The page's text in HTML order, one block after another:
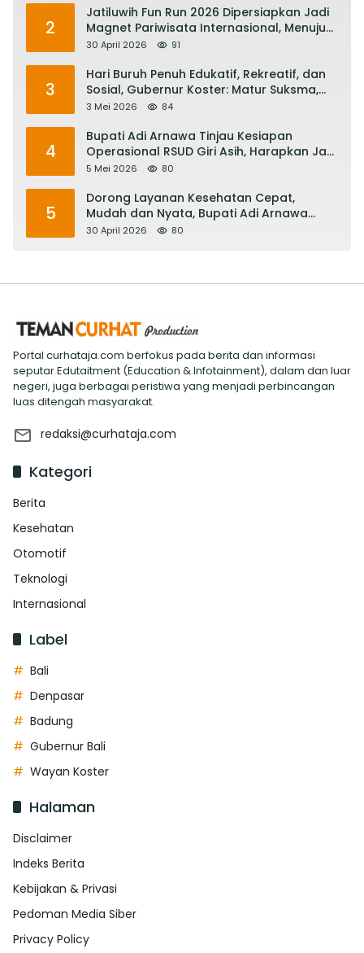
2
Jatiluwih Fun Run 2026 Dipersiapkan Jadi
Magnet Pariwisata Internasional, Menuju
Satu Abad Pariwisata Bali
30 April 2026 91
3
Hari Buruh Penuh Edukatif, Rekreatif, dan
Sosial, Gubernur Koster: Matur Suksma,
Keringat Pekerja Mesin Ekonomi Bali
3 Mei 2026 84
4
Bupati Adi Arnawa Tinjau Kesiapan
Operasional RSUD Giri Asih, Harapkan Jadi
RS Rujukan Terbaik
5 Mei 2026 80
5
Dorong Layanan Kesehatan Cepat,
Mudah dan Nyata, Bupati Adi Arnawa
Evaluasi ‘Mantap Nak Badung’
30 April 2026 80
Portal curhataja.com berfokus pada berita dan informasi
seputar Edutaitment (Education & Infotainment), dalam dan luar
negeri, juga berbagai peristiwa yang menjadi perbincangan
luas ditengah masyarakat.
redaksi@curhataja.com
Kategori
Berita
Kesehatan
Otomotif
Teknologi
Internasional
Label
Bali
Denpasar
Badung
Gubernur Bali
Wayan Koster
Halaman
Disclaimer
Indeks Berita
Kebijakan & Privasi
Pedoman Media Siber
Privacy Policy